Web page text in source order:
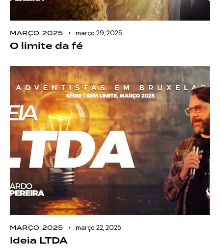
MARÇO 2025 março 29, 2025
O limite da fé
MARÇO 2025 março 22, 2025
Ideia LTDA